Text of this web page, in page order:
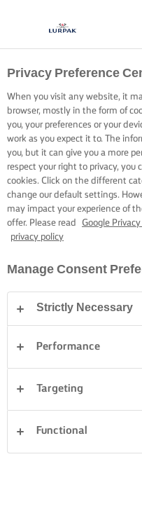
Privacy Preference
When you visit any website, it
browser, mostly in the form of
you, your preferences or your
work as you expect it to. The
you, but it can give you a more
respect your right to privacy, you
cookies. Click on the different
change our default settings.
may impact your experience of
offer. Please read
Google
privacy policy
Manage Consent
Strictly Necessary
Performance
Targeting
Functional